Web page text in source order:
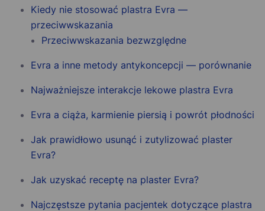
Kiedy nie stosować plastra Evra —
przeciwwskazania
Przeciwwskazania bezwzględne
Evra a inne metody antykoncepcji — porównanie
Najważniejsze interakcje lekowe plastra Evra
Evra a ciąża, karmienie piersią i powrót płodności
Jak prawidłowo usunąć i zutylizować plaster
Evra?
Jak uzyskać receptę na plaster Evra?
Najczęstsze pytania pacjentek dotyczące plastra